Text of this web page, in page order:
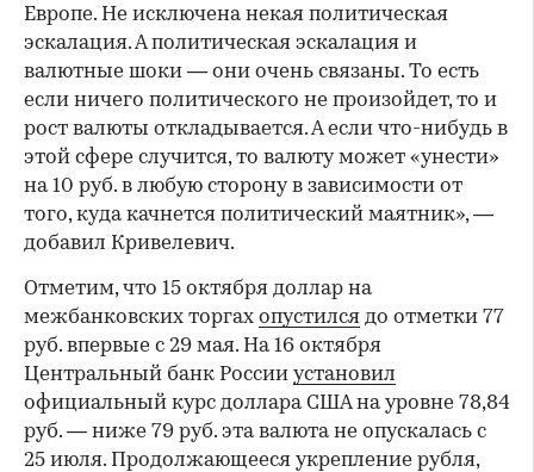
Европе. Не исключена некая политическая
эскалация. А политическая эскалация и
валютные шоки — они очень связаны. То есть
если ничего политического не произойдет, то и
рост валюты откладывается. А если что-нибудь в
этой сфере случится, то валюту может «унести»
на 10 руб. в любую сторону в зависимости от
того, куда качнется политический маятник», —
добавил Кривелевич.
Отметим, что 15 октября доллар на
межбанковских торгах опустился до отметки 77
руб. впервые с 29 мая. На 16 октября
Центральный банк России установил
официальный курс доллара США на уровне 78,84
руб. — ниже 79 руб. эта валюта не опускалась с
25 июля. Продолжающееся укрепление рубля,